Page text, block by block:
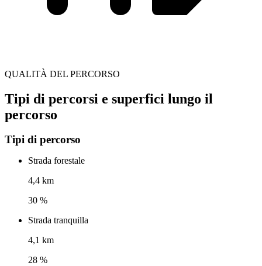
QUALITÀ DEL PERCORSO
Tipi di percorsi e superfici lungo il
percorso
Tipi di percorso
Strada forestale
4,4 km
30 %
Strada tranquilla
4,1 km
28 %